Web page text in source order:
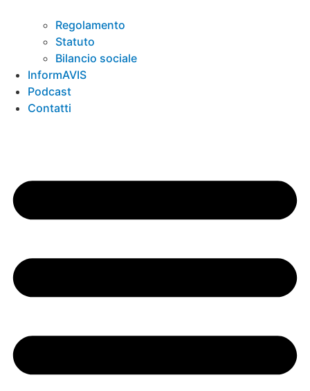
Regolamento
Statuto
Bilancio sociale
InformAVIS
Podcast
Contatti